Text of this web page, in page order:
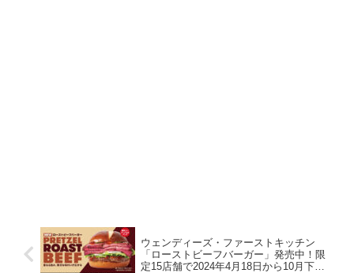
ウェンディーズ・ファーストキッチン
「ローストビーフバーガー」発売中！限
定15店舗で2024年4月18日から10月下旬